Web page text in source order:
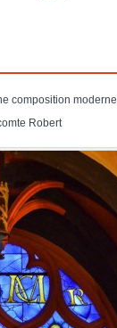
composition moderne.
Robert